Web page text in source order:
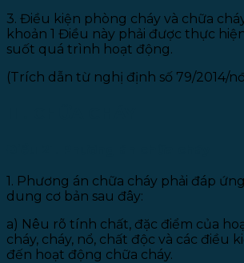
3. Điều kiện phòng cháy và chữa
khoản 1 Điều này phải được thực
suốt quá trình hoạt động.
(Trích dẫn từ nghị định số 79/2014/
1. Phương án chữa cháy phải đáp
dung cơ bản sau đây:
a) Nêu rõ tính chất, đặc điểm của
cháy, cháy, nổ, chất độc và các điều
đến hoạt động chữa cháy.